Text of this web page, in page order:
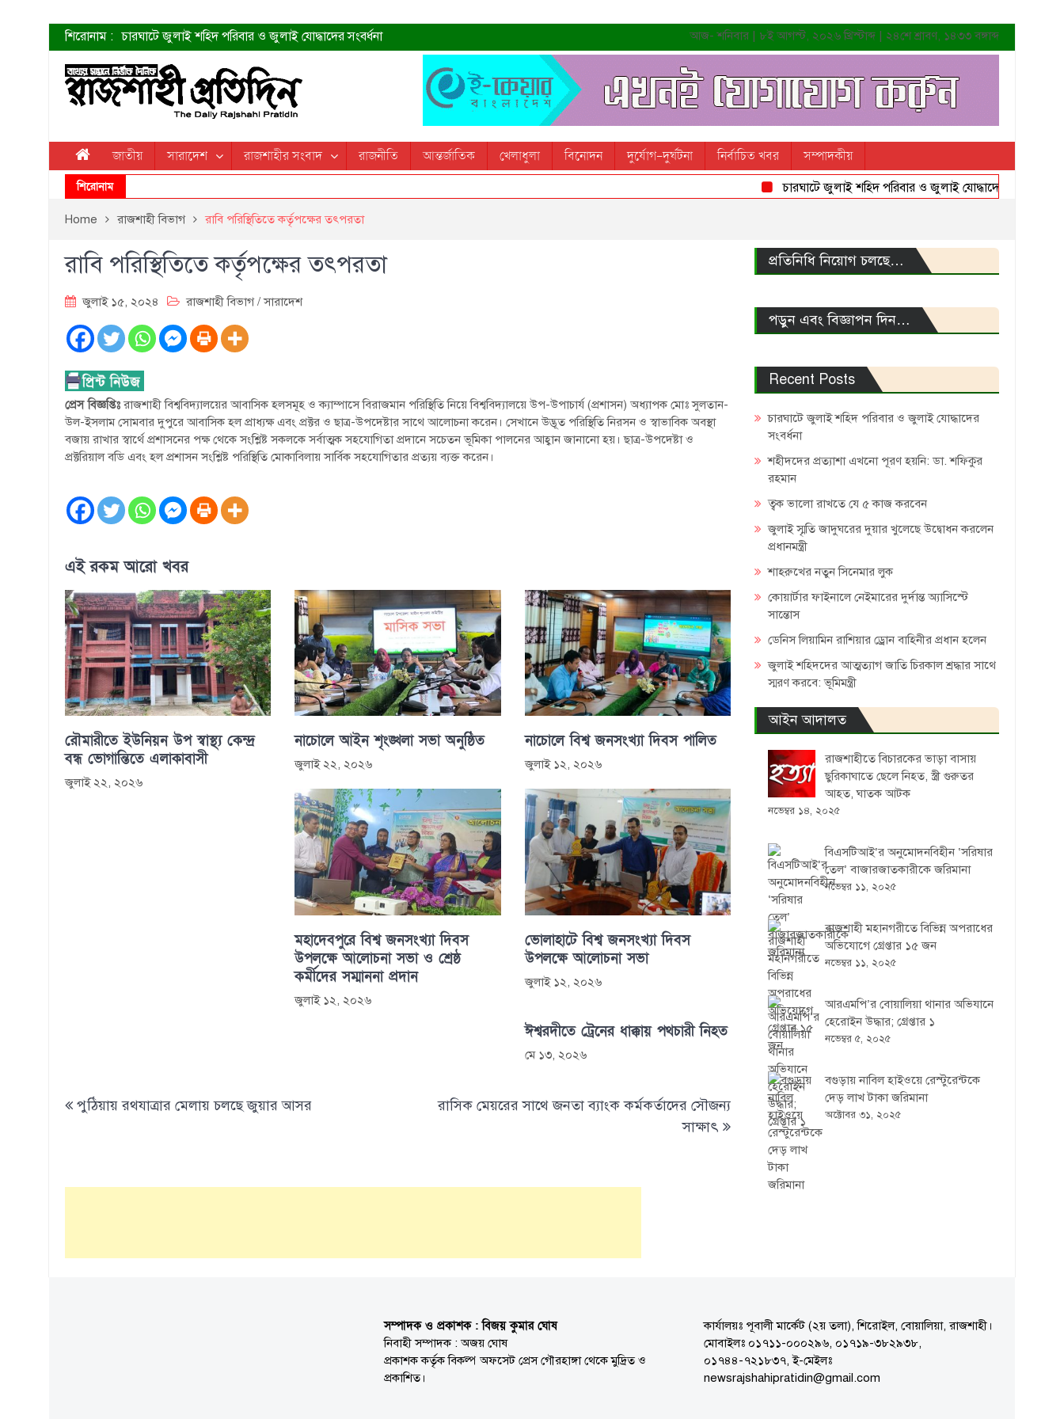
শিরোনাম : চারঘাটে জুলাই শহিদ পরিবার ও জুলাই যোদ্ধাদের সংবর্ধনা
শহীদদের প্রত্যাশা এখনো পূরণ হয়নি: ডা. শফিকুর রহমান
ত্বক ভালো রাখতে যে ৫ কাজ করবেন
জুলাই স্মৃতি জাদুঘরের দুয়ার খুলেছে উদ্বোধন করলেন প্রধানমন্ত্রী
শাহরুখের নতুন সিনেমার লুক
কোয়ার্টার ফাইনালে নেইমারের দুর্দান্ত অ্যাসিস্টে সান্তোস
ডেনিস লিয়ামিন রাশিয়ার ড্রোন বাহিনীর প্রধান হলেন
জুলাই শহিদদের আত্মত্যাগ জাতি চিরকাল শ্রদ্ধার সাথে স্মরণ করবে: ভূমিমন্ত্রী
আজ- শনিবার | ৮ই আগস্ট, ২০২৬ খ্রিস্টাব্দ | ২৪শে শ্রাবণ, ১৪৩৩ বঙ্গাব্দ
জাতীয় সারাদেশ রাজশাহীর সংবাদ রাজনীতি আন্তর্জাতিক খেলাধুলা বিনোদন দুর্যোগ-দুর্ঘটনা নির্বাচিত খবর সম্পাদকীয়
শিরোনাম চারঘাটে জুলাই শহিদ পরিবার ও জুলাই যোদ্ধাদের সংবর্ধনা
Home রাজশাহী বিভাগ রাবি পরিস্থিতিতে কর্তৃপক্ষের তৎপরতা
রাবি পরিস্থিতিতে কর্তৃপক্ষের তৎপরতা
জুলাই ১৫, ২০২৪ রাজশাহী বিভাগ/সারাদেশ
প্রেস বিজ্ঞপ্তিঃরাজশাহী বিশ্ববিদ্যালয়ের আবাসিক হলসমূহ ও ক্যাম্পাসে বিরাজমান পরিস্থিতি নিয়ে বিশ্ববিদ্যালয়ে উপ-উপাচার্য (প্রশাসন) অধ্যাপক মোঃ সুলতান-
উল-ইসলাম সোমবার দুপুরে আবাসিক হল প্রাধ্যক্ষ এবং প্রক্টর ও ছাত্র-উপদেষ্টার সাথে আলোচনা করেন। সেখানে উদ্ভূত পরিস্থিতি নিরসন ও স্বাভাবিক অবস্থা
বজায় রাখার স্বার্থে প্রশাসনের পক্ষ থেকে সংশ্লিষ্ট সকলকে সর্বাত্মক সহযোগিতা প্রদানে সচেতন ভূমিকা পালনের আহ্বান জানানো হয়। ছাত্র-উপদেষ্টা ও
প্রক্টরিয়াল বডি এবং হল প্রশাসন সংশ্লিষ্ট পরিস্থিতি মোকাবিলায় সার্বিক সহযোগিতার প্রত্যয় ব্যক্ত করেন।
এই রকম আরো খবর
রৌমারীতে ইউনিয়ন উপ স্বাস্থ্য কেন্দ্র
বন্ধ ভোগান্তিতে এলাকাবাসী
জুলাই ২২, ২০২৬
নাচোলে আইন শৃংঙ্খলা সভা অনুষ্ঠিত
জুলাই ২২, ২০২৬
নাচোলে বিশ্ব জনসংখ্যা দিবস পালিত
জুলাই ১২, ২০২৬
মহাদেবপুরে বিশ্ব জনসংখ্যা দিবস
উপলক্ষে আলোচনা সভা ও শ্রেষ্ঠ
কর্মীদের সম্মাননা প্রদান
জুলাই ১২, ২০২৬
ভোলাহাটে বিশ্ব জনসংখ্যা দিবস
উপলক্ষে আলোচনা সভা
জুলাই ১২, ২০২৬
ঈশ্বরদীতে ট্রেনের ধাক্কায় পথচারী নিহত
মে ১৩, ২০২৬
Post
navigation
পুঠিয়ায় রথযাত্রার মেলায় চলছে জুয়ার আসর
রাসিক মেয়রের সাথে জনতা ব্যাংক কর্মকর্তাদের সৌজন্য
সাক্ষাৎ
প্রতিনিধি নিয়োগ চলছে…
পড়ুন এবং বিজ্ঞাপন দিন…
Recent Posts
চারঘাটে জুলাই শহিদ পরিবার ও জুলাই যোদ্ধাদের
সংবর্ধনা
শহীদদের প্রত্যাশা এখনো পূরণ হয়নি: ডা. শফিকুর
রহমান
ত্বক ভালো রাখতে যে ৫ কাজ করবেন
জুলাই স্মৃতি জাদুঘরের দুয়ার খুলেছে উদ্বোধন করলেন
প্রধানমন্ত্রী
শাহরুখের নতুন সিনেমার লুক
কোয়ার্টার ফাইনালে নেইমারের দুর্দান্ত অ্যাসিস্টে
সান্তোস
ডেনিস লিয়ামিন রাশিয়ার ড্রোন বাহিনীর প্রধান হলেন
জুলাই শহিদদের আত্মত্যাগ জাতি চিরকাল শ্রদ্ধার সাথে
স্মরণ করবে: ভূমিমন্ত্রী
আইন আদালত
রাজশাহীতে বিচারকের ভাড়া বাসায়
ছুরিকাঘাতে ছেলে নিহত, স্ত্রী গুরুতর
আহত, ঘাতক আটক
নভেম্বর ১৪, ২০২৫
বিএসটিআই’র অনুমোদনবিহীন ‘সরিষার
তেল’ বাজারজাতকারীকে জরিমানা
নভেম্বর ১১, ২০২৫
রাজশাহী মহানগরীতে বিভিন্ন অপরাধের
অভিযোগে গ্রেপ্তার ১৫ জন
নভেম্বর ১১, ২০২৫
আরএমপি’র বোয়ালিয়া থানার অভিযানে
হেরোইন উদ্ধার; গ্রেপ্তার ১
নভেম্বর ৫, ২০২৫
বগুড়ায় নাবিল হাইওয়ে রেস্টুরেন্টকে
দেড় লাখ টাকা জরিমানা
অক্টোবর ৩১, ২০২৫
সম্পাদক ও প্রকাশক : বিজয় কুমার ঘোষ
নিবাহী সম্পাদক : অজয় ঘোষ
প্রকাশক কর্তৃক বিকল্প অফসেট প্রেস গৌরহাঙ্গা থেকে মুদ্রিত ও
প্রকাশিত।
কার্যালয়ঃ পূবালী মার্কেট (২য় তলা), শিরোইল, বোয়ালিয়া, রাজশাহী।
মোবাইলঃ ০১৭১১-০০০২৯৬, ০১৭১৯-৩৮২৯৩৮,
০১৭৪৪-৭২১৮৩৭, ই-মেইলঃ
newsrajshahipratidin@gmail.com